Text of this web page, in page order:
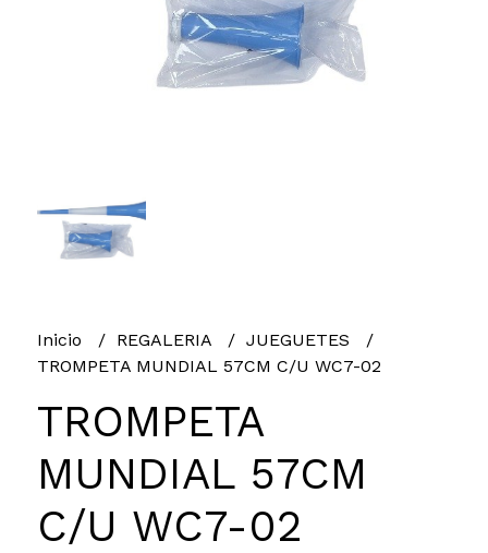
Inicio REGALERIA
JUEGUETES
TROMPETA MUNDIAL 57CM C/U WC7-02
TROMPETA
MUNDIAL 57CM
C/U WC7-02